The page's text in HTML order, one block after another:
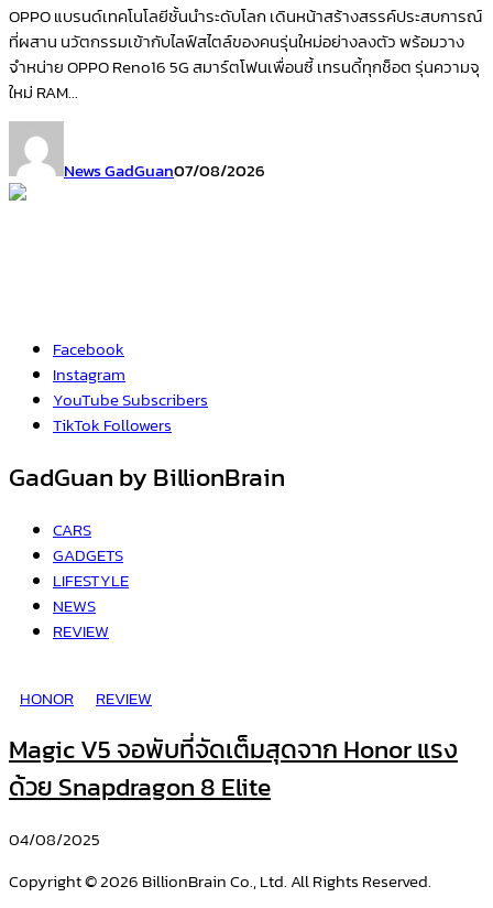
OPPO แบรนด์เทคโนโลยีชั้นนำระดับโลก เดินหน้าสร้างสรรค์ประสบการณ์
ที่ผสาน นวัตกรรมเข้ากับไลฟ์สไตล์ของคนรุ่นใหม่อย่างลงตัว พร้อมวาง
จำหน่าย OPPO Reno16 5G สมาร์ตโฟนเพื่อนซี้ เทรนดี้ทุกช็อต รุ่นความจุ
ใหม่ RAM...
News GadGuan07/08/2026
Facebook
Instagram
YouTubeSubscribers
TikTok Followers
GadGuan by BillionBrain
CARS
GADGETS
LIFESTYLE
NEWS
REVIEW
HONOR REVIEW
Magic V5 จอพับที่จัดเต็มสุดจาก Honor แรง
ด้วย Snapdragon 8 Elite
04/08/2025
Copyright © 2026 BillionBrain Co., Ltd. All Rights Reserved.